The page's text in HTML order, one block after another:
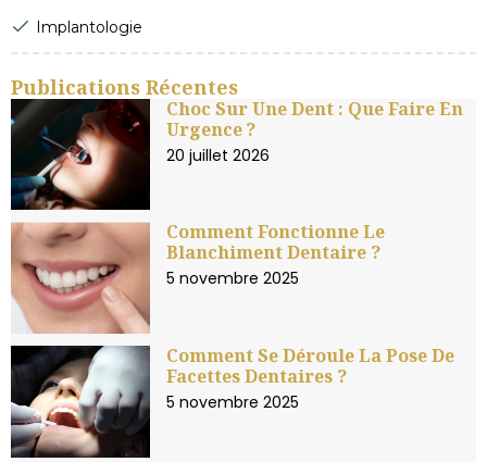
Implantologie
Publications Récentes
Choc Sur Une Dent : Que Faire En
Urgence ?
20 juillet 2026
Comment Fonctionne Le
Blanchiment Dentaire ?
5 novembre 2025
Comment Se Déroule La Pose De
Facettes Dentaires ?
5 novembre 2025